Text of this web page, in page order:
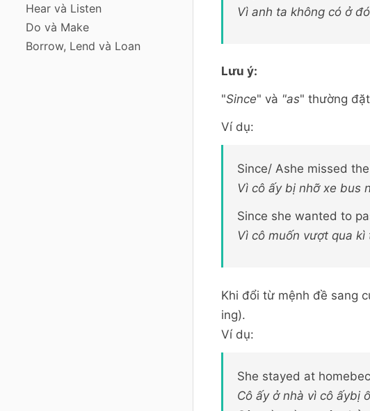
Hear và Listen
Do và Make
Borrow, Lend và Loan
Vì anh ta không có ở
Lưu ý:
"Since" và "as" thường
Ví dụ:
Since/ Ashe missed
Vì cô ấy bị nhỡ xe bus
Since she wanted to
Vì cô muốn vượt qua
Khi đổi từ mệnh đề sang
ing).
Ví dụ:
She stayed at
Cô ấy ở nhà vì cô ấybị